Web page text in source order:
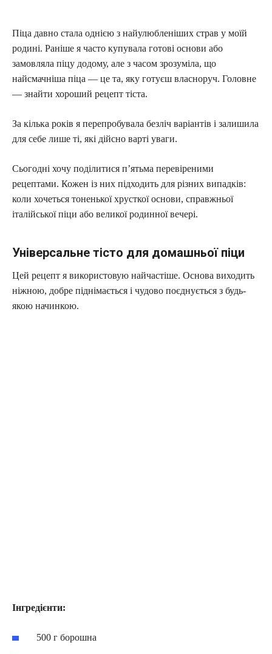
Піца давно стала однією з найулюбленіших страв у моїй
родині. Раніше я часто купувала готові основи або
замовляла піцу додому, але з часом зрозуміла, що
найсмачніша піца — це та, яку готуєш власноруч. Головне
— знайти хороший рецепт тіста.
За кілька років я перепробувала безліч варіантів і залишила
для себе лише ті, які дійсно варті уваги.
Сьогодні хочу поділитися п’ятьма перевіреними
рецептами. Кожен із них підходить для різних випадків:
коли хочеться тоненької хрусткої основи, справжньої
італійської піци або великої родинної вечері.
Універсальне тісто для домашньої піци
Цей рецепт я використовую найчастіше. Основа виходить
ніжною, добре піднімається і чудово поєднується з будь-
якою начинкою.
Інгредієнти:
500 г борошна